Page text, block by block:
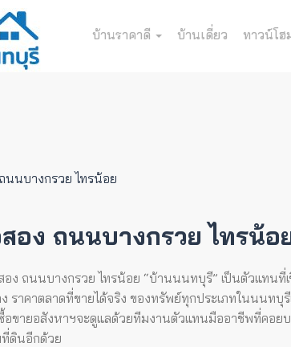
บ้านราคาดี บ้านเดี่ยว ทาวน์โฮ
นนบางกรวย ไทรน้อย
อง ถนนบางกรวย ไทรน้อ
ง ถนนบางกรวย ไทรน้อย “บ้านนนทบุรี” เป็นตัวแทนที่
ราคาตลาดที่ขายได้จริง ของทรัพย์ทุกประเภทในนนทบุ
ขายอสังหาฯจะดูแลด้วยทีมงานตัวแทนมืออาชีพที่คอยบ
ดินอีกด้วย